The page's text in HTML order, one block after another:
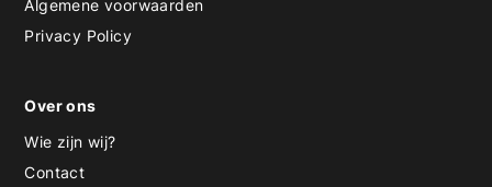
Algemene voorwaarden
Privacy Policy
Over ons
Wie zijn wij?
Contact